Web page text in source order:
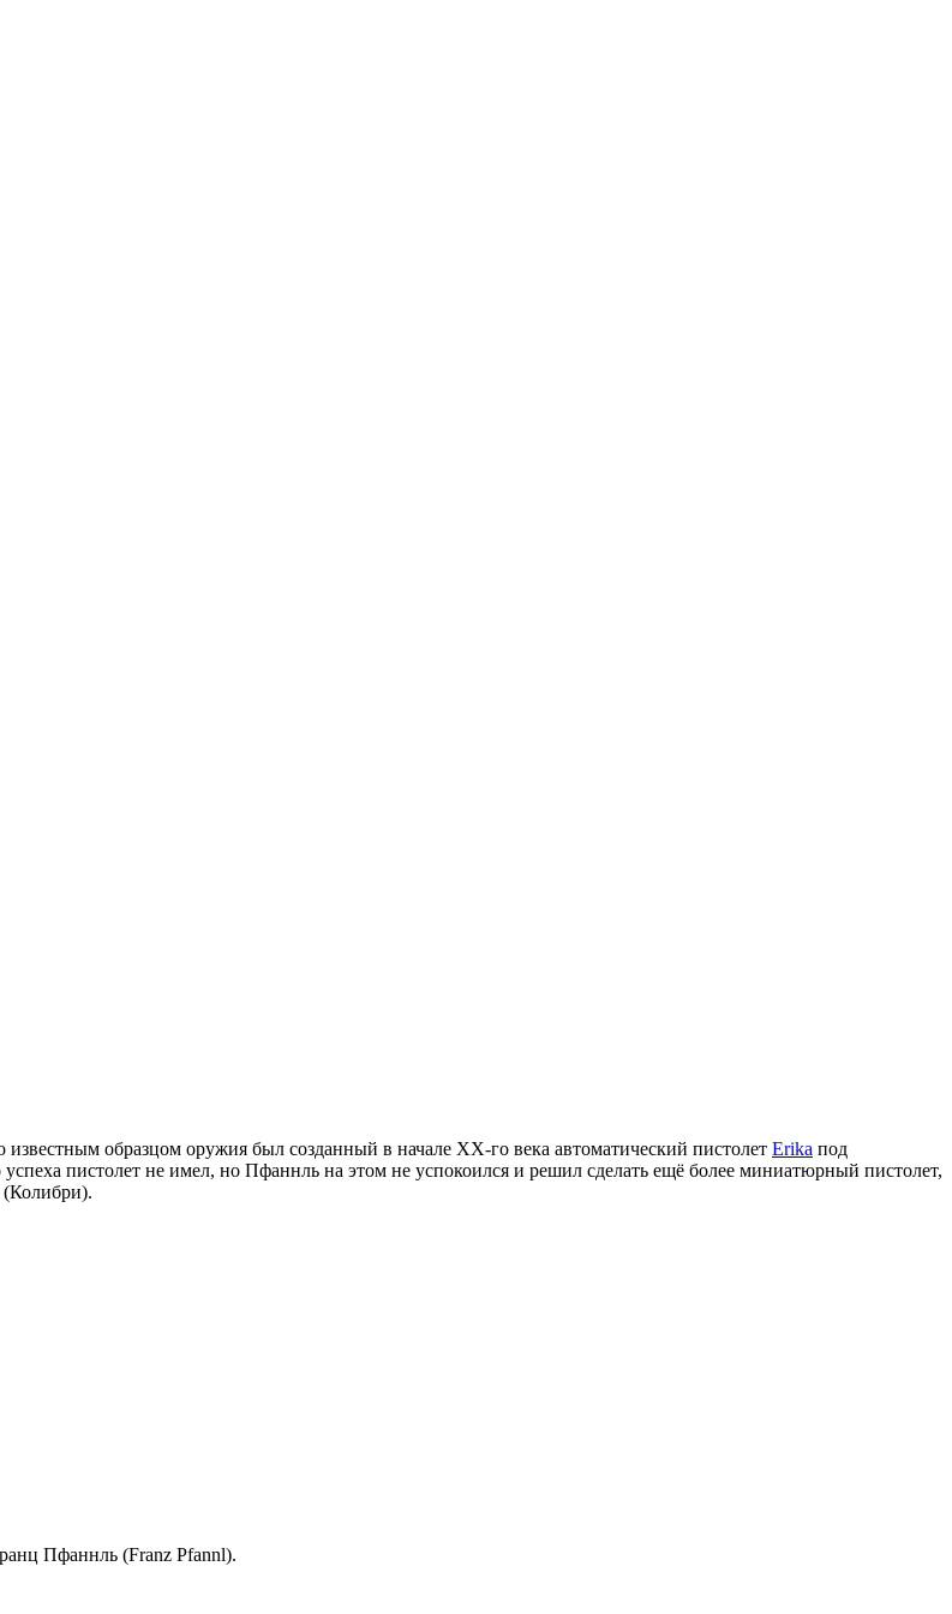
образцом оружия был созданный в начале ХХ-го века автоматический пистолет Erika под
пистолет не имел, но Пфаннль на этом не успокоился и решил сделать ещё более миниатюрный пистолет,
(Колибри).
Пфаннль (Franz Pfannl).